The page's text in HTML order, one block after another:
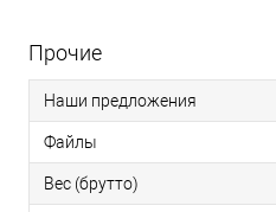
Прочие
Наши предложения
Файлы
Вес (брутто)